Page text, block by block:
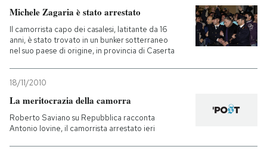
Michele Zagaria è stato arrestato
Il camorrista capo dei casalesi, latitante da 16
anni, è stato trovato in un bunker sotterraneo
nel suo paese di origine, in provincia di Caserta
18/11/2010
La meritocrazia della camorra
Roberto Saviano su Repubblica racconta
Antonio Iovine, il camorrista arrestato ieri